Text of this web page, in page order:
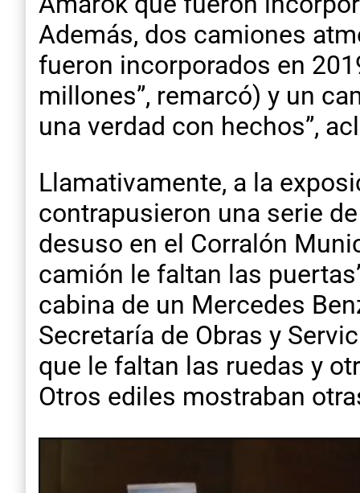
Además, dos camiones
fueron incorporados en
millones”, remarcó) y un
una verdad con hechos”,
Llamativamente, a la
contrapusieron una serie
desuso en el Corralón
camión le faltan las
cabina de un Mercedes
Secretaría de Obras y
que le faltan las ruedas y
Otros ediles mostraban